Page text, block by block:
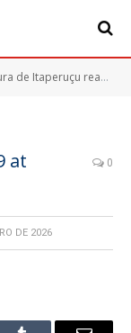
entrega de kits escolares da história e anuncia cronograma de uniformes
at
0
DE 2026